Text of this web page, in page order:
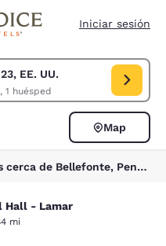
Iniciar sesión
EE. UU.
1 habitación, 1 huésped
Pensilvania 16823, EE. UU..
Map
6 de Oferta y descuento hoteles cerca de Bellefonte, Pensilvania 16823, EE. UU.
- Lamar
Hall - Lamar
mi
estrellas. Bueno. 1498 reseñas